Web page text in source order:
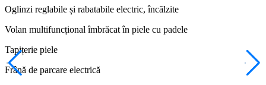
Oglinzi reglabile și rabatabile electric, încălzite
Volan multifuncțional îmbrăcat în piele cu padele
Tapițerie piele
Frână de parcare electrică